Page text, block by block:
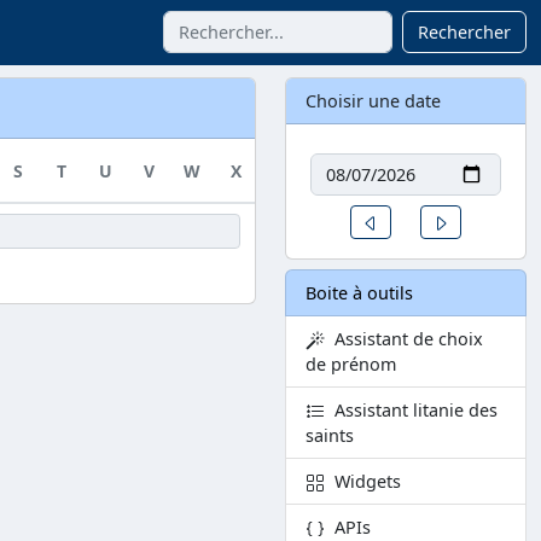
Rechercher
S T U V W X Z
Choisir une date
Date
Un jour avant
Boite à outils
Assistant de choix
de prénom
Assistant litanie des
saints
Widgets
APIs